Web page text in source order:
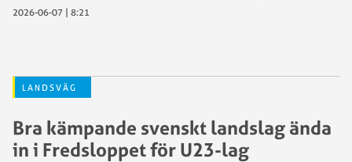
2026-06-07 | 8:21
LANDSVÄG
Bra kämpande svenskt landslag ända
in i Fredsloppet för U23-lag